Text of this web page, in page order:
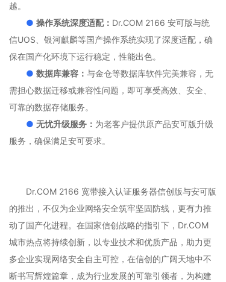
越。
● 操作系统深度适配： Dr.COM 2166 安可版与统
信UOS、银河麒麟等国产操作系统实现了深度适配，确
保在国产化环境下运行稳定，性能出色。
● 数据库兼容： 与金仓等数据库软件完美兼容，无
需担心数据迁移或兼容性问题，即可享受高效、安全、
可靠的数据存储服务。
● 无忧升级服务： 为老客户提供原产品安可版升级
服务，确保满足安可要求。
Dr.COM 2166 宽带接入认证服务器信创版与安可版
的推出，不仅为企业网络安全筑牢坚固防线，更有力推
动了国产化进程。在国家信创战略的指引下，Dr.COM
城市热点将持续创新，以专业技术和优质产品，助力更
多企业实现网络安全自主可控，在信创的广阔天地中不
断书写辉煌篇章，成为行业发展的可靠引领者，为构建